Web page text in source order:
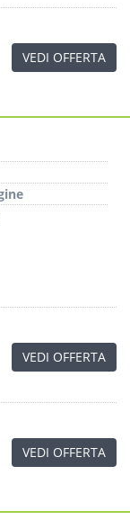
VEDI OFFERTA
VEDI OFFERTA
VEDI OFFERTA